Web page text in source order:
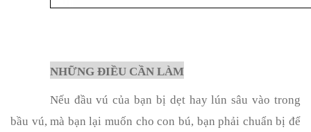
NHỮNG ĐIỀU CẦN LÀM
Nếu đầu vú của bạn bị dẹt hay lún sâu vào trong
bầu vú, mà bạn lại muốn cho con bú, bạn phải chuẩn bị để